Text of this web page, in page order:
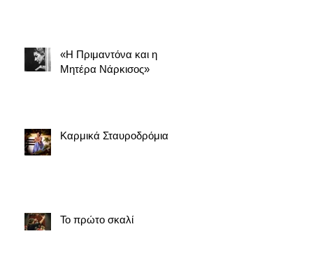
«Η Πριμαντόνα και η
Μητέρα Νάρκισος»
Καρμικά Σταυροδρόμια
Το πρώτο σκαλί